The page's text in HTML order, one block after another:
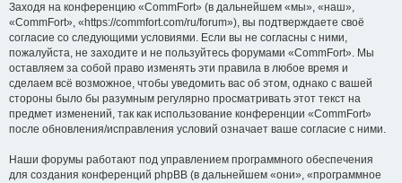
Заходя на конференцию «CommFort» (в дальнейшем «мы», «наш»,
«CommFort», «https://commfort.com/ru/forum»), вы подтверждаете своё
согласие со следующими условиями. Если вы не согласны с ними,
пожалуйста, не заходите и не пользуйтесь форумами «CommFort». Мы
оставляем за собой право изменять эти правила в любое время и
сделаем всё возможное, чтобы уведомить вас об этом, однако с вашей
стороны было бы разумным регулярно просматривать этот текст на
предмет изменений, так как использование конференции «CommFort»
после обновления/исправления условий означает ваше согласие с ними.
Наши форумы работают под управлением программного обеспечения
для создания конференций phpBB (в дальнейшем «они», «программное